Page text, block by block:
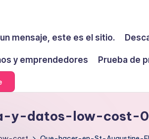
mensaje, este es el sitio.
y emprendedores Prueba de
y-datos-low-cost-